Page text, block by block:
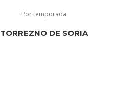
Por temporada
TORREZNO DE SORIA